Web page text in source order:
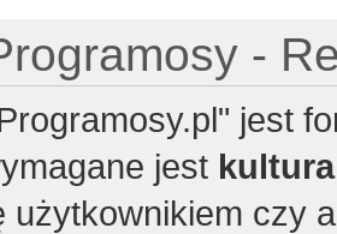
-
jest
jest
użytkownikiem czy